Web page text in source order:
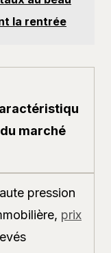
la rentrée
marché
pression
prix